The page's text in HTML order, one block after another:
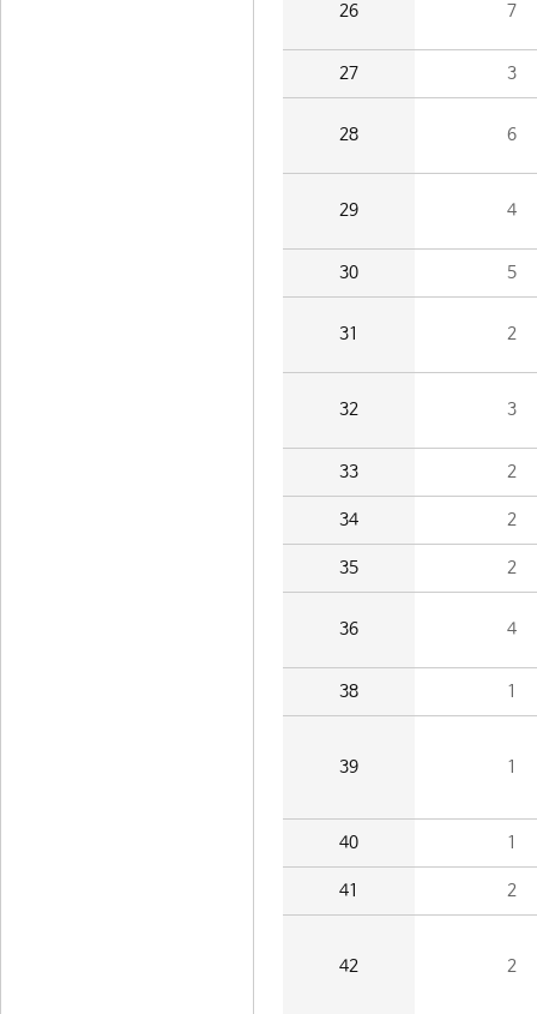
26 7
27 3
28 6
29 4
30 5
31 2
32 3
33 2
34 2
35 2
36 4
38 1
39 1
40 1
41 2
42 2